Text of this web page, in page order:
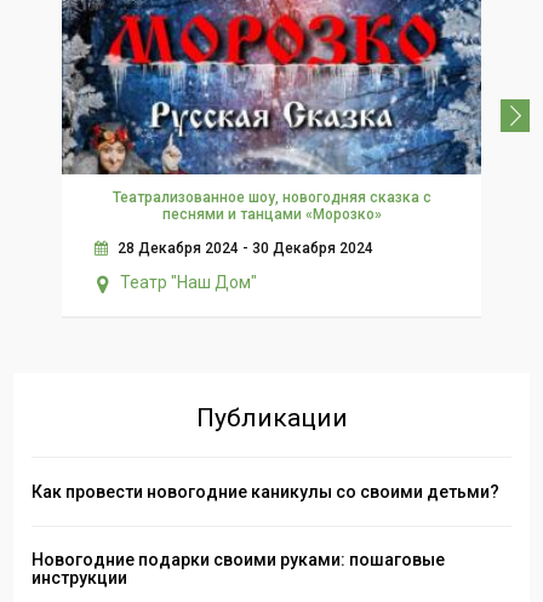
Театрализованное шоу, новогодняя сказка с
песнями и танцами «Морозко»
28 Декабря 2024 - 30 Декабря 2024
Театр "Наш Дом"
Публикации
Как провести новогодние каникулы со своими детьми?
Новогодние подарки своими руками: пошаговые
инструкции